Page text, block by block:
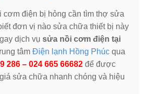
cơm điện bị hỏng cần tìm thợ sửa
đơn vị nào sửa chữa thiết bị này
dịch vụ sửa nồi cơm điện tại
tâm Điện lạnh Hồng Phúc qua
286 – 024 665 66682 để được
sửa chữa nhanh chóng và hiệu